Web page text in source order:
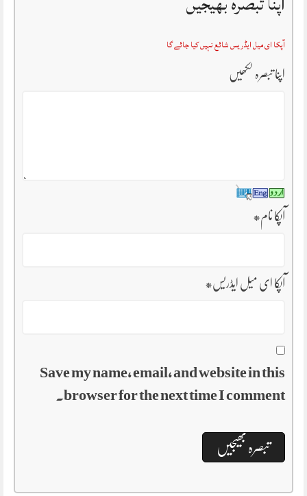
آپکا ای میل ایڈریس شائع نہیں کیا جائے گا
اپنا تبصرہ لکھیں
آپکا نام*
آپکا ای میل ایڈریس*
Save my name, email, and website in this
browser for the next time I comment.